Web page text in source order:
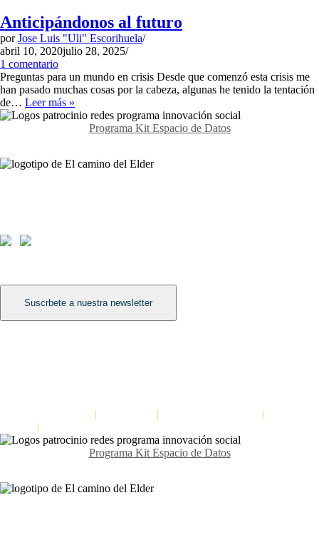
los
cambios?
Anticipándonos al futuro
porJose Luis "Uli" Escorihuela
abril 10, 2020julio 28, 2025
1 comentario
Preguntas para un mundo en crisis Desde que comenzó esta crisis me
han pasado muchas cosas por la cabeza, algunas he tenido la tentación
de… Leer más »
al
futuro
Programa Kit Espacio de Datos
Suscrbete a nuestra newsletter
| | |
|
Programa Kit Espacio de Datos